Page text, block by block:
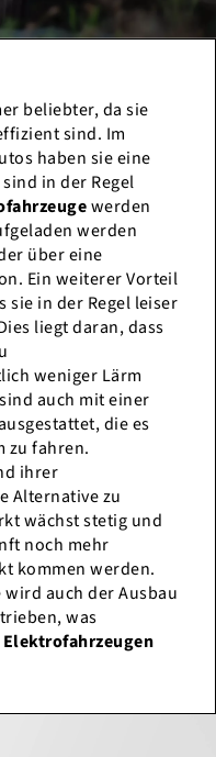
beliebter, da sie
sind. Im
haben sie eine
in der Regel
werden
werden
über eine
Ein weiterer Vorteil
sie in der Regel leiser
liegt daran, dass
weniger Lärm
auch mit einer
die es
zu fahren.
ihrer
Alternative zu
wächst stetig und
noch mehr
kommen werden.
auch der Ausbau
was
Elektrofahrzeugen